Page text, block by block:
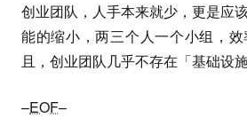
创业团队，人手本来就少，更是应
能的缩小，两三个人一个小组，
且，创业团队几乎不存在「基础设
–EOF–